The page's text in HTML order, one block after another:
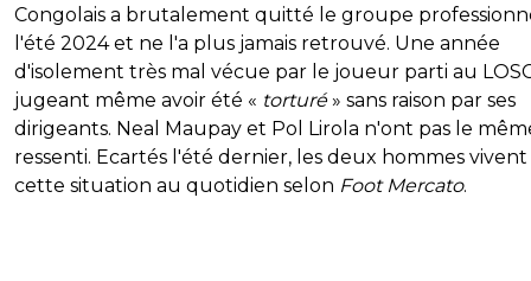
Congolais a brutalement quitté le groupe
l'été 2024 et ne l'a plus jamais retrouvé. Une année
d'isolement très mal vécue par le joueur parti au
jugeant même avoir été « torturé» sans raison par ses
dirigeants. Neal Maupay et Pol Lirola n'ont pas le
ressenti. Ecartés l'été dernier, les deux hommes
cette situation au quotidien selon Foot Mercato.